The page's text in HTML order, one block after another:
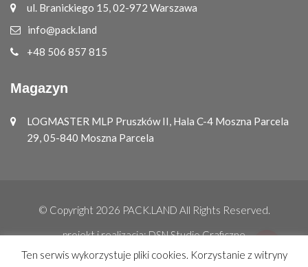
ul. Branickiego 15, 02-972 Warszawa
info@pack.land
+48 506 857 815
Magazyn
LOGMASTER MLP Pruszków II, Hala C-4 Moszna Parcela
29, 05-840 Moszna Parcela
© Copyright 2026 PACK.LAND All Rights Reserved.
projekt i realizacja:DSN Studio Graficzne
Ten serwis wykorzystuje pliki cookies. Korzystanie z witryny